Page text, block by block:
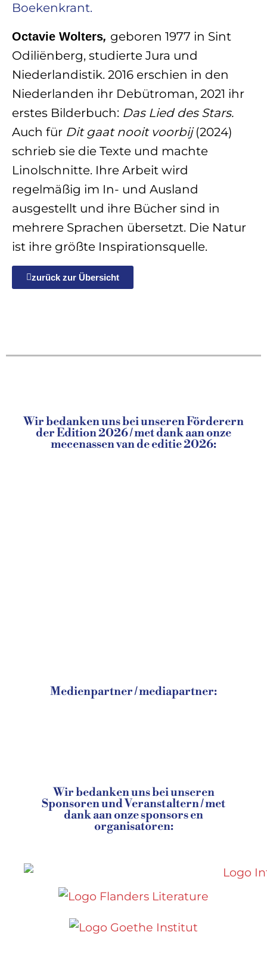
Boekenkrant.
Octavie Wolters, geboren 1977 in Sint
Odiliënberg, studierte Jura und
Niederlandistik. 2016 erschien in den
Niederlanden ihr Debütroman, 2021 ihr
erstes Bilderbuch: Das Lied des Stars.
Auch für Dit gaat nooit voorbij(2024)
schrieb sie die Texte und machte
Linolschnitte. Ihre Arbeit wird
regelmäßig im In- und Ausland
ausgestellt und ihre Bücher sind in
mehrere Sprachen übersetzt. Die Natur
ist ihre größte Inspirationsquelle.
zurück zur Übersicht
Wir bedanken uns bei unseren Förderern
der Edition 2026 / met dank aan onze
mecenassen van de editie 2026:
Medienpartner / mediapartner:
Wir bedanken uns bei unseren
Sponsoren und Veranstaltern / met
dank aan onze sponsors en
organisatoren: